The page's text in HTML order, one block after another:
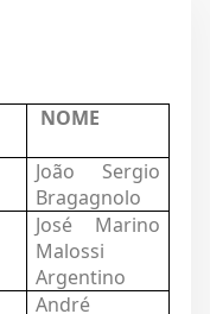
NOME
João Sergio
Bragagnolo
José Marino
Malossi
Argentino
André